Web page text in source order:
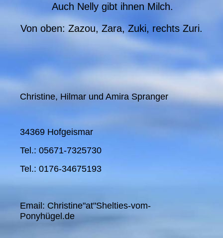
Auch Nelly gibt ihnen Milch.
Von oben: Zazou, Zara, Zuki, rechts Zuri.
Christine, Hilmar und Amira Spranger
34369 Hofgeismar
Tel.: 05671-7325730
Tel.: 0176-34675193
Email: Christine"at"Shelties-vom-
Ponyhügel.de